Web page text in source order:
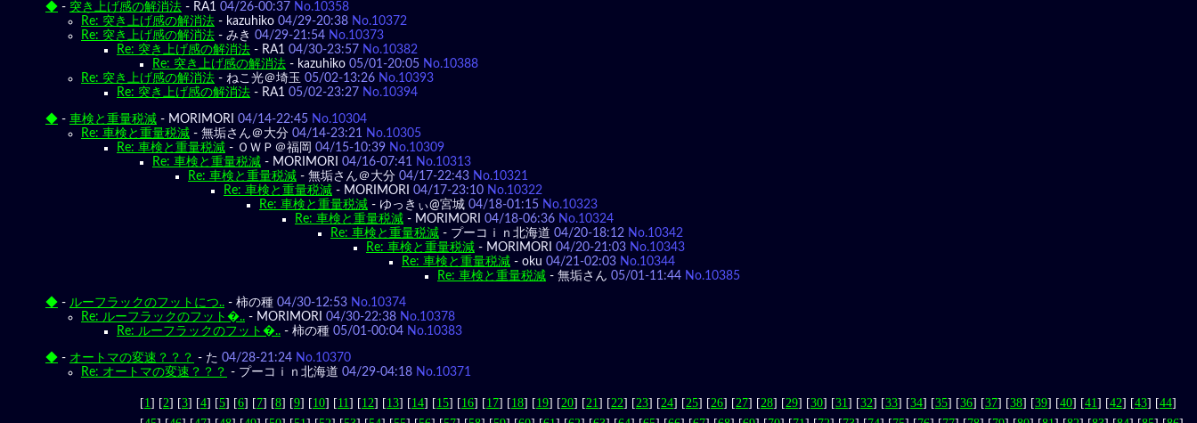
◆ - 突き上げ感の解消法 - RA1 04/26-00:37 No.10358
Re: 突き上げ感の解消法 - kazuhiko 04/29-20:38 No.10372
Re: 突き上げ感の解消法 - みき 04/29-21:54 No.10373
Re: 突き上げ感の解消法 - RA1 04/30-23:57 No.10382
Re: 突き上げ感の解消法 - kazuhiko 05/01-20:05 No.10388
Re: 突き上げ感の解消法 - ねこ光＠埼玉 05/02-13:26 No.10393
Re: 突き上げ感の解消法 - RA1 05/02-23:27 No.10394
◆ - 車検と重量税減 - MORIMORI 04/14-22:45 No.10304
Re: 車検と重量税減 - 無垢さん＠大分 04/14-23:21
No.10305
Re: 車検と重量税減 - ＯＷＰ＠福岡 04/15-10:39 No.10309
Re: 車検と重量税減 - MORIMORI 04/16-07:41
No.10313
Re: 車検と重量税減 - 無垢さん＠大分 04/17-22:43 No.10321
Re: 車検と重量税減 - MORIMORI 04/17-23:10 No.10322
Re: 車検と重量税減 - ゆっきぃ@宮城 04/18-01:15 No.10323
Re: 車検と重量税減 - MORIMORI 04/18-06:36 No.10324
Re: 車検と重量税減 - プーコｉｎ北海道 04/20-18:12 No.10342
Re: 車検と重量税減 - MORIMORI 04/20-21:03 No.10343
Re: 車検と重量税減 - oku 04/21-02:03 No.10344
Re: 車検と重量税減 - 無垢さん 05/01-11:44 No.10385
◆ - ルーフラックのフットにつ.. - 柿の種 04/30-12:53 No.10374
Re: ルーフラックのフット�.. - MORIMORI 04/30-22:38 No.10378
Re: ルーフラックのフット�.. - 柿の種 05/01-00:04 No.10383
◆ - オートマの変速？？？ - た 04/28-21:24 No.10370
Re: オートマの変速？？？ - プーコｉｎ北海道 04/29-04:18 No.10371
[1] [2] [3] [4] [5] [6] [7] [8] [9] [10] [11] [12] [13] [14] [15] [16] [17] [18] [19] [20] [21] [22] [23] [24] [25] [26] [27] [28] [29] [30] [31] [32] [33] [34] [35] [36] [37] [38] [39] [40] [41] [42] [43] [44]